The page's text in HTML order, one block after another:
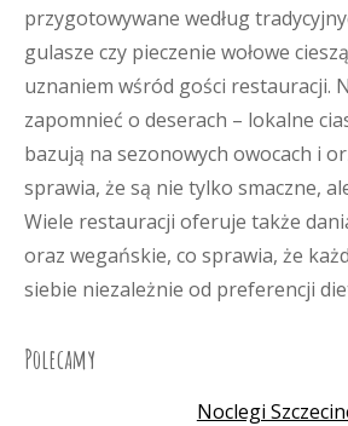
przygotowywane według
gulasze czy pieczenie wołowe
uznaniem wśród gości restauracji.
zapomnieć o deserach – lokalne
bazują na sezonowych owocach i
sprawia, że są nie tylko smaczne,
Wiele restauracji oferuje także
oraz wegańskie, co sprawia, że
siebie niezależnie od preferencji
Polecamy
Noclegi